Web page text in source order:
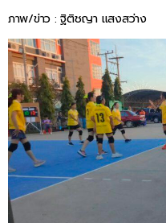
ภาพ/ข่าว : ฐิติชญา แสงสว่าง